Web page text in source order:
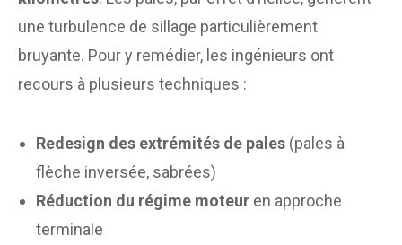
une turbulence de sillage particulièrement
bruyante. Pour y remédier, les ingénieurs ont
recours à plusieurs techniques :
Redesign des extrémités de pales (pales à
flèche inversée, sabrées)
Réduction du régime moteur en approche
terminale